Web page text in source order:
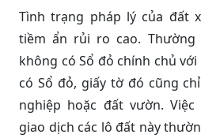
Tình trạng pháp lý của đất
tiềm ẩn rủi ro cao.
không có Sổ đỏ chính chủ
có Sổ đỏ, giấy tờ đó cũng
nghiệp hoặc đất vườn.
giao dịch các lô đất này